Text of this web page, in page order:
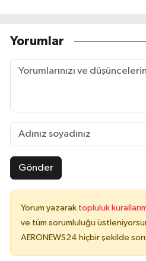
Yorumlar
Gönder
Yorum yazarak topluluk
ve tüm sorumluluğu
AERONEWS24 hiçbir şekilde